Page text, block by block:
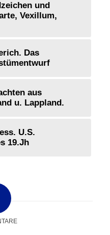
und
Vexillum,
Das
aus
u. Lappland.
U.S.
19.Jh